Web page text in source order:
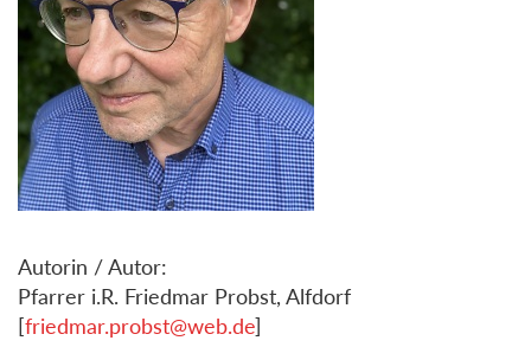
Autorin / Autor:
Pfarrer i.R. Friedmar Probst, Alfdorf
[friedmar.probst@web.de]